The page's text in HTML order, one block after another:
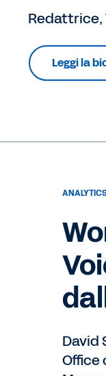
Redattrice,
Leggi la
David
Office